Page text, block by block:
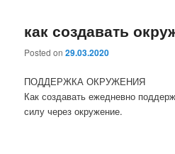
как создавать
Posted on29.03.2020
ПОДДЕРЖКА ОКРУЖЕНИЯ
Как создавать ежедневно
силу через окружение.